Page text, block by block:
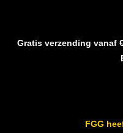
Gratis verzending vanaf
FGG